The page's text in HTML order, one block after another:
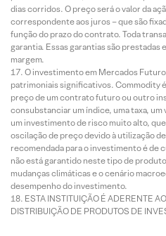
dias corridos. O preço será o valor da
correspondente aos juros – que são
função do prazo do contrato. Toda
garantia. Essas garantias são prestadas
margem.
O investimento em Mercados
patrimoniais significativos. Commodity
preço de um contrato futuro ou outro
consubstanciar um índice, uma taxa,
um investimento de risco muito alto,
oscilação de preço devido à utilização
recomendada para o investimento é de
não está garantido neste tipo de
mudanças climáticas e o cenário
desempenho do investimento.
ESTA INSTITUIÇÃO É ADERENTE
DISTRIBUIÇÃO DE PRODUTOS DE